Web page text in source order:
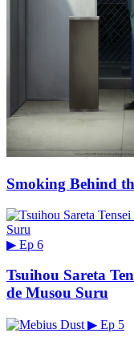
Smoking Behind
▶ Ep 6
Tsuihou Sareta
de Musou Suru
▶ Ep 5